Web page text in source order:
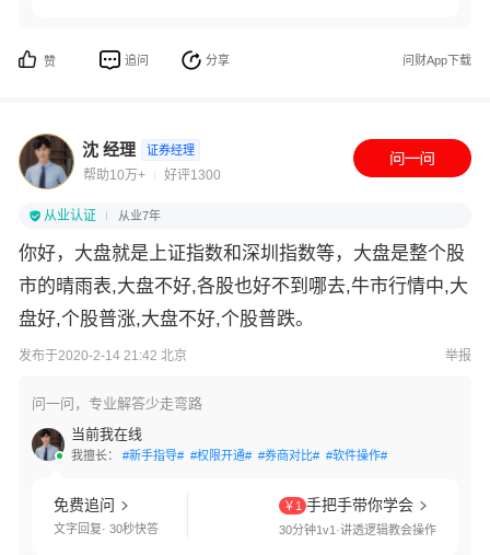
赞 追问 分享 问财App下载
沈 经理 证券经理
帮助10万+ 好评1300
从业认证 从业7年
你好，大盘就是上证指数和深圳指数等，大盘是整个股
市的晴雨表,大盘不好,各股也好不到哪去,牛市行情中,大
盘好,个股普涨,大盘不好,个股普跌。
发布于2020-2-14 21:42 北京 举报
问一问，专业解答少走弯路
当前我在线
我擅长： #新手指导# #权限开通# #券商对比# #软件操作#
免费追问
文字回复· 30秒快答
￥1 手把手带你学会
30分钟1v1·讲透逻辑教会操作